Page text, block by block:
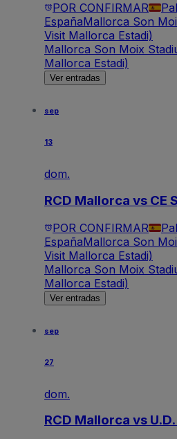
POR CONFIRMAR
EspañaMallorca Son
Visit Mallorca Estadi)
Mallorca Son Moix
Mallorca Estadi)
Ver entradas
sep
13
dom.
RCD Mallorca vs CE
POR CONFIRMAR
EspañaMallorca Son
Visit Mallorca Estadi)
Mallorca Son Moix
Mallorca Estadi)
Ver entradas
sep
27
dom.
RCD Mallorca vs